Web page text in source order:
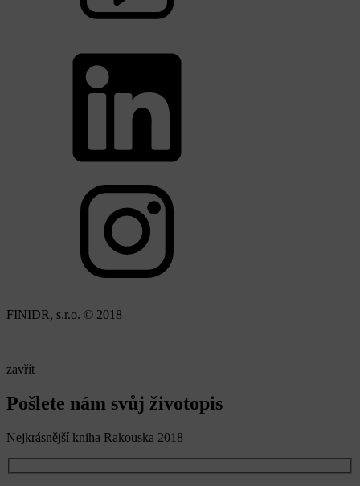
FINIDR, s.r.o. © 2018
zavřít
Pošlete nám svůj životopis
Nejkrásnější kniha Rakouska 2018